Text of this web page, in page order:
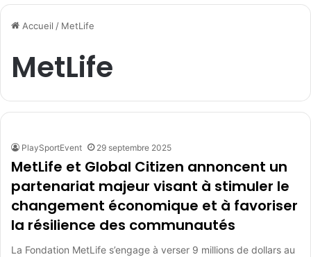
Accueil / MetLife
MetLife
PlaySportEvent 29 septembre 2025
MetLife et Global Citizen annoncent un
partenariat majeur visant à stimuler le
changement économique et à favoriser
la résilience des communautés
La Fondation MetLife s’engage à verser 9 millions de dollars au